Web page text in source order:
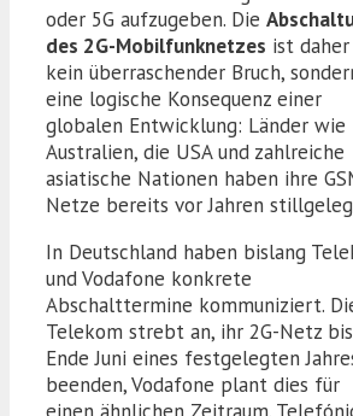
oder 5G aufzugeben. Die
des 2G-Mobilfunknetzes ist daher
kein überraschender Bruch,
eine logische Konsequenz einer
globalen Entwicklung: Länder wie
Australien, die USA und zahlreiche
asiatische Nationen haben ihre
Netze bereits vor Jahren
In Deutschland haben bislang
und Vodafone konkrete
Abschalttermine kommuniziert.
Telekom strebt an, ihr 2G-Netz bis
Ende Juni eines festgelegten
beenden, Vodafone plant dies für